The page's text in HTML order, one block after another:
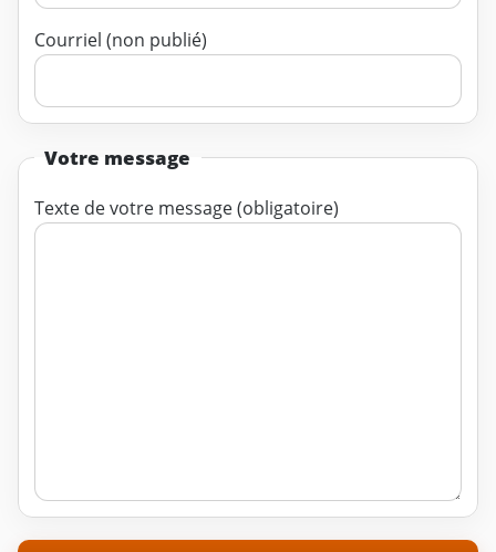
Courriel (non publié)
Votre message
Texte de votre message (obligatoire)